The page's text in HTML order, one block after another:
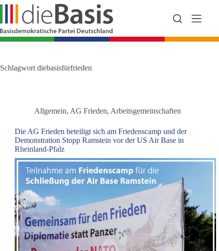
Zum
springen
Schlagwort diebasisfürfrieden
Allgemein, AG Frieden, Arbeitsgemeinschaften
Die AG Frieden beteiligt sich am Friedenscamp und der
Demonstration Stopp Ramstein vor der US Air Base in
Rheinland-Pfalz